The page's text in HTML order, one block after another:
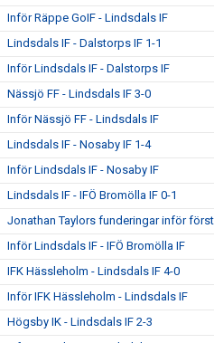
Inför Räppe GoIF - Lindsdals IF
Lindsdals IF - Dalstorps IF 1-1
Inför Lindsdals IF - Dalstorps IF
Nässjö FF - Lindsdals IF 3-0
Inför Nässjö FF - Lindsdals IF
Lindsdals IF - Nosaby IF 1-4
Inför Lindsdals IF - Nosaby IF
Lindsdals IF - IFÖ Bromölla IF 0-1
Jonathan Taylors funderingar inför
Inför Lindsdals IF - IFÖ Bromölla IF
IFK Hässleholm - Lindsdals IF 4-0
Inför IFK Hässleholm - Lindsdals IF
Högsby IK - Lindsdals IF 2-3